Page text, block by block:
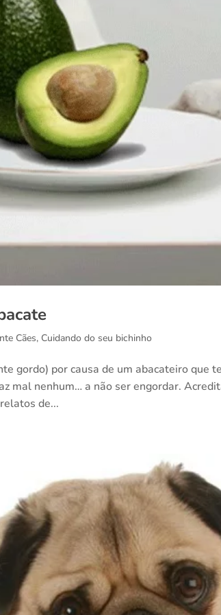
Cães, Cuidando do seu bichinho
gordo) por causa de um abacateiro que
mal nenhum… a não ser engordar.
de...